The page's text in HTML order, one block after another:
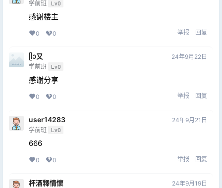
学前班 Lv0
感谢楼主
0 0 举报 回复
ᥫᩣ又
学前班 Lv0
24年9月22日
感谢分享
0 0 举报 回复
user14283
学前班 Lv0
24年9月21日
666
0 0 举报 回复
杯酒釋情懷 24年9月19日